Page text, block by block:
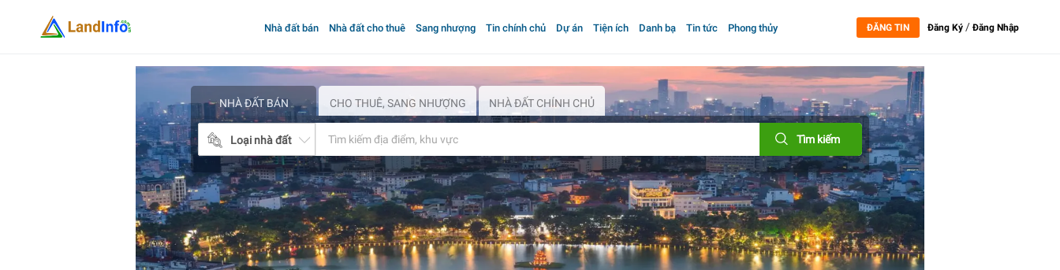
Nhà đất bán Nhà đất cho thuê Sang nhượng Tin chính chủ Dự án Tiện ích Danh bạ Tin tức Phong thủy ĐĂNG TIN Đăng Ký /Đăng Nhập
NHÀ ĐẤT BÁN CHO THUÊ, SANG NHƯỢNG NHÀ ĐẤT CHÍNH CHỦ
Loại nhà đất